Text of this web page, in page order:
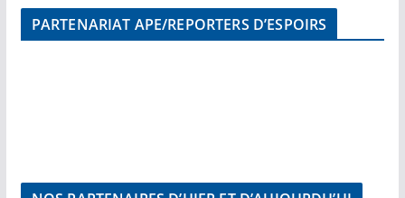
PARTENARIAT APE/REPORTERS D’ESPOIRS
NOS PARTENAIRES D’HIER ET D’AUJOURDH’UI